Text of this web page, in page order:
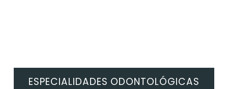
ESPECIALIDADES ODONTOLÓGICAS